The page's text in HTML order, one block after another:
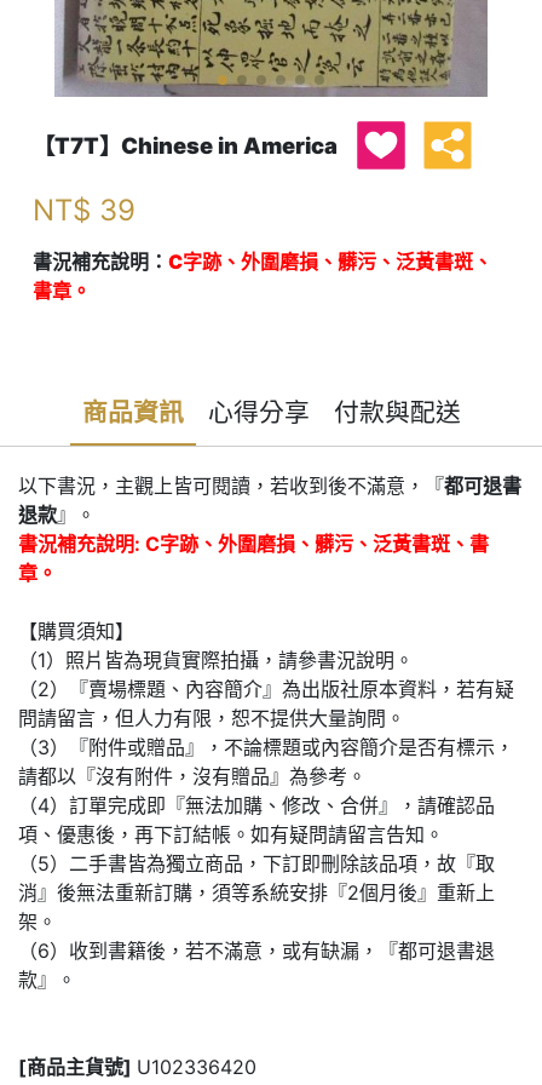
【T7T】Chinese in America
NT$ 39
書況補充說明： C字跡、外圍磨損、髒污、泛黃書斑、
書章。
商品資訊 心得分享 付款與配送
以下書況，主觀上皆可閱讀，若收到後不滿意，『都可退書
退款』。
書況補充說明: C字跡、外圍磨損、髒污、泛黃書斑、書
章。
【購買須知】
（1）照片皆為現貨實際拍攝，請參書況說明。
（2）『賣場標題、內容簡介』為出版社原本資料，若有疑
問請留言，但人力有限，恕不提供大量詢問。
（3）『附件或贈品』，不論標題或內容簡介是否有標示，
請都以『沒有附件，沒有贈品』為參考。
（4）訂單完成即『無法加購、修改、合併』，請確認品
項、優惠後，再下訂結帳。如有疑問請留言告知。
（5）二手書皆為獨立商品，下訂即刪除該品項，故『取
消』後無法重新訂購，須等系統安排『2個月後』重新上
架。
（6）收到書籍後，若不滿意，或有缺漏，『都可退書退
款』。
[商品主貨號] U102336420